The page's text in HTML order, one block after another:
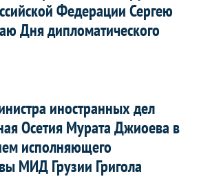
Федерации Сергею
Дня дипломатического
иностранных дел
Осетия Мурата Джиоева в
исполняющего
МИД Грузии Григола